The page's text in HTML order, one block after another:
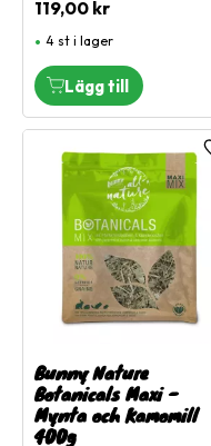
119,00 kr
4 st i lager
Bunny Nature
Botanicals Maxi -
Mynta och Kamomill
400g